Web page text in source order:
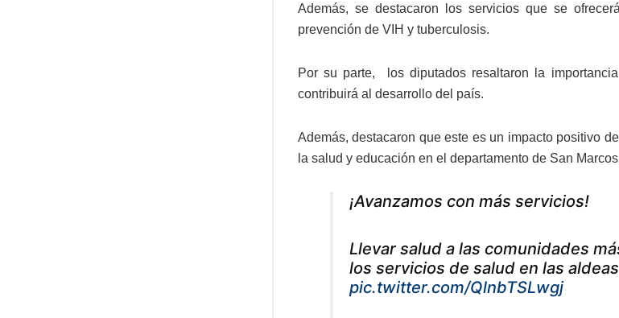
Además, se destacaron los servicios que se
prevención de VIH y tuberculosis.
Por su parte, los diputados resaltaron la
contribuirá al desarrollo del país.
Además, destacaron que este es un impacto positivo
la salud y educación en el departamento de San
¡Avanzamos con más servicios!
Llevar salud a las comunidades
los servicios de salud en las
pic.twitter.com/QlnbTSLwgj